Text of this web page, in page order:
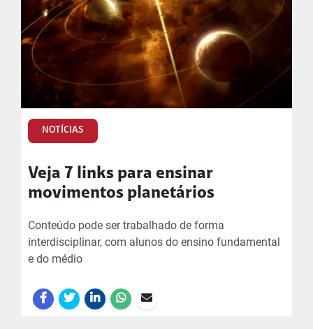
NOTÍCIAS
Veja 7 links para ensinar
movimentos planetários
Conteúdo pode ser trabalhado de forma
interdisciplinar, com alunos do ensino fundamental
e do médio